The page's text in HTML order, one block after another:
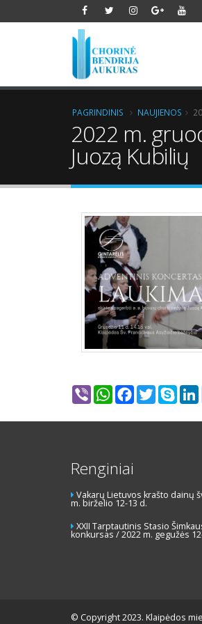
PAGRINDINIS NAUJIENOS
2022 m.
Juozą Kubilių
Viber WhatsAppFacebook
TwitterSkype
Renginiai
Vakarų Lietuvos krašto dainų
m. birželio 12-13 d.
XXII Tarptautinis Stasio
konkursas / 2022 m. gegužės
© Copyright 2023. Klaipėdos